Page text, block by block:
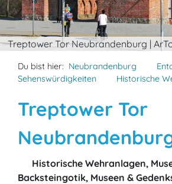
Treptower Tor Neubrandenburg |
Du bist hier: Neubrandenburg
Sehenswürdigkeiten
Historische
Treptower Tor
Historische Wehranlagen,
Backsteingotik, Museen &